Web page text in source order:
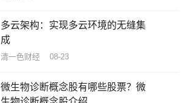
多云架构：实现多云环境的无缝集
成
清一色财经 08-23
微生物诊断概念股有哪些股票？微